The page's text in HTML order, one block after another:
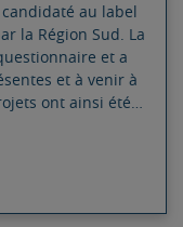
au label
la Région Sud. La
et a
et à venir à
ont ainsi été…